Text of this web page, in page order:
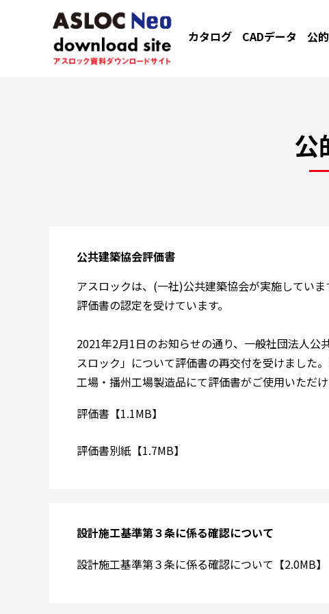
カタログ CADデータ 公
公
公共建築協会評価書
アスロックは、(一社)公共建築協会が実施してい
評価書の認定を受けています。
2021年2月1日のお知らせの通り、一般社団法人
スロック」について評価書の再交付を受けました
工場・播州工場製造品にて評価書がご使用いただ
評価書【1.1MB】
評価書別紙【1.7MB】
設計施工基準第３条に係る確認について
設計施工基準第３条に係る確認について【2.0MB】